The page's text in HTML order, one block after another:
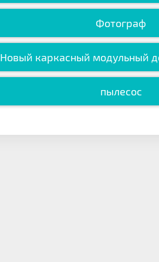
Фотограф
Новый каркасный модульный
пылесос